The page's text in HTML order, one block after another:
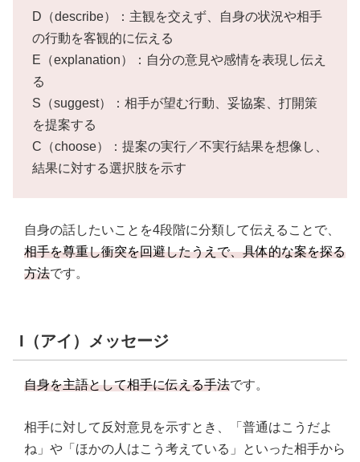
D（describe）：主観を交えず、自身の状況や相手
の行動を客観的に伝える
E（explanation）：自分の意見や感情を表現し伝え
る
S（suggest）：相手が望む行動、妥協案、打開策
を提案する
C（choose）：提案の実行／不実行結果を想像し、
結果に対する選択肢を示す
自身の話したいことを4段階に分類して伝えることで、
相手を尊重し衝突を回避したうえで、具体的な案を探る
方法です。
I（アイ）メッセージ
自身を主語として相手に伝える手法です。
相手に対して反対意見を示すとき、「普通はこうだよ
ね」や「ほかの人はこう考えている」といった相手から